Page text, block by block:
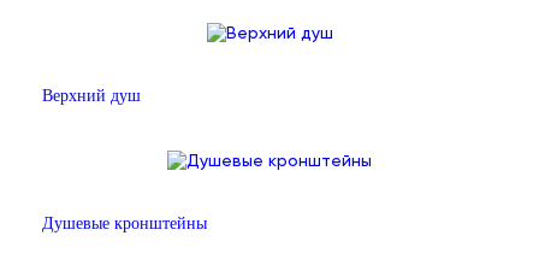
Верхний душ
Душевые кронштейны